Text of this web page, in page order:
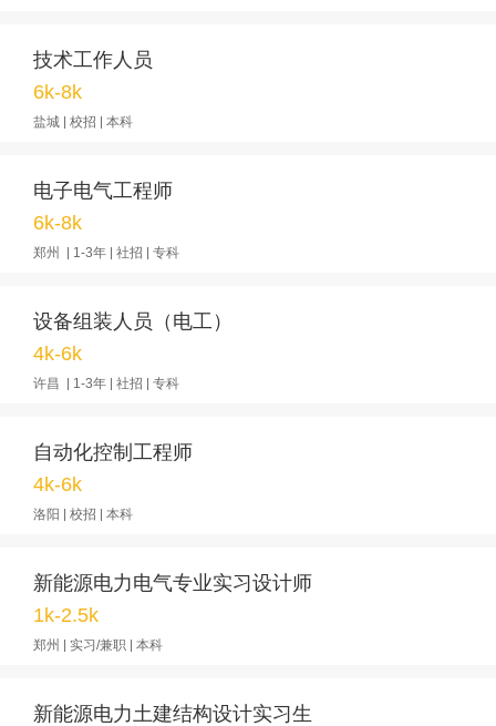
技术工作人员
6k-8k
盐城 | 校招 | 本科
电子电气工程师
6k-8k
郑州 | 1-3年 | 社招 | 专科
设备组装人员（电工）
4k-6k
许昌 | 1-3年 | 社招 | 专科
自动化控制工程师
4k-6k
洛阳 | 校招 | 本科
新能源电力电气专业实习设计师
1k-2.5k
郑州 | 实习/兼职 | 本科
新能源电力土建结构设计实习生